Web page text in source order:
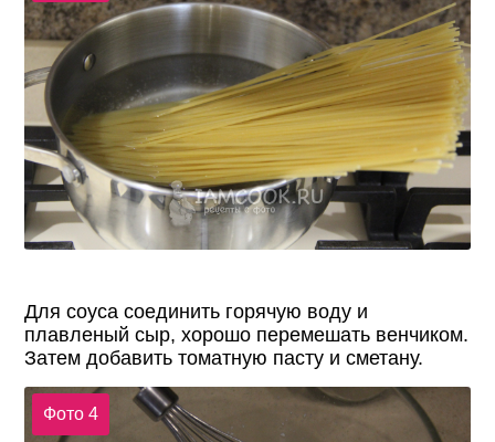
Для соуса соединить горячую воду и
плавленый сыр, хорошо перемешать венчиком.
Затем добавить томатную пасту и сметану.
Фото 4